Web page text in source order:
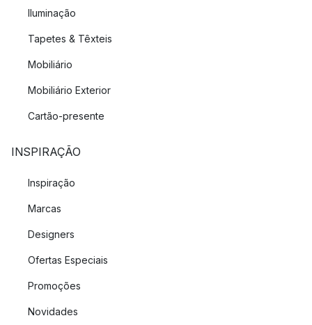
Iluminação
Tapetes & Têxteis
Mobiliário
Mobiliário Exterior
Cartão-presente
INSPIRAÇÃO
Inspiração
Marcas
Designers
Ofertas Especiais
Promoções
Novidades